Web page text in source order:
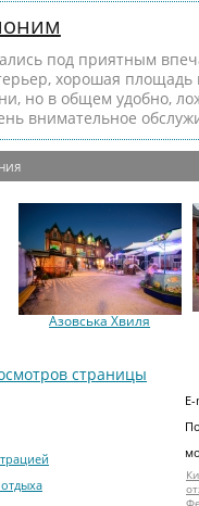
под приятным
хорошая площадь
но в общем удобно,
внимательное
Азовська Хвиля
страницы